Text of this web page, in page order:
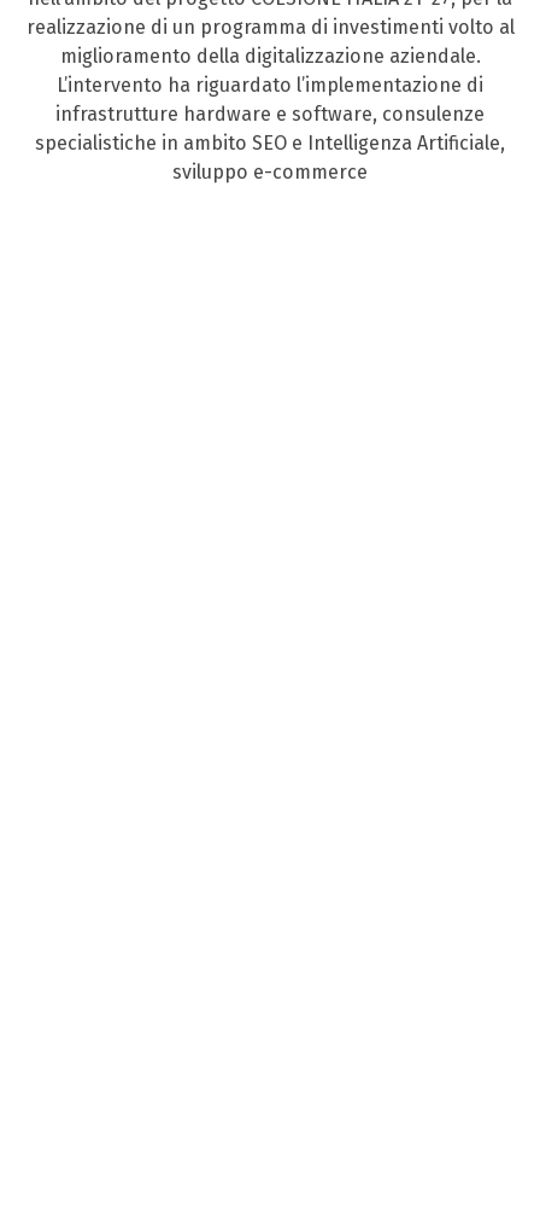
realizzazione di un programma di investimenti volto al
miglioramento della digitalizzazione aziendale.
L’intervento ha riguardato l’implementazione di
infrastrutture hardware e software, consulenze
specialistiche in ambito SEO e Intelligenza Artificiale,
sviluppo e-commerce